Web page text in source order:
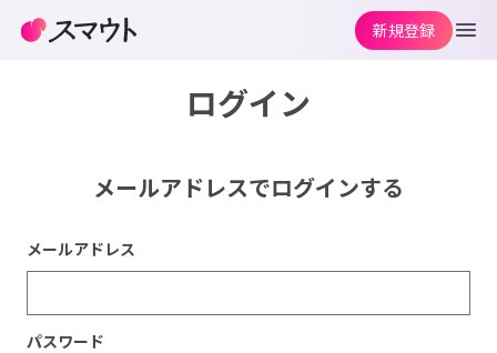
ログイン
メールアドレスでログインする
メールアドレス
パスワード
新規登録